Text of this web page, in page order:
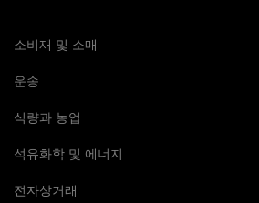
소비재 및 소매
운송
식량과 농업
석유화학 및 에너지
전자상거래